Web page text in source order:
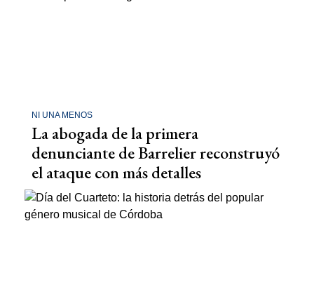
NI UNA MENOS
La abogada de la primera
denunciante de Barrelier reconstruyó
el ataque con más detalles